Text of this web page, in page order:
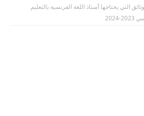
التي يحتاجها أستاذ اللغة الفرنسية بالتعليم